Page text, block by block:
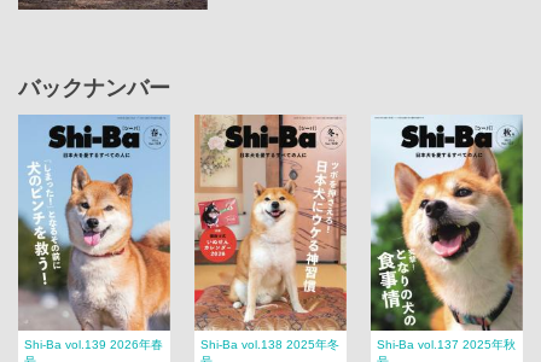
バックナンバー
Shi-Ba vol.139 2026年春
Shi-Ba vol.138 2025年冬
Shi-Ba vol.137 2025年秋